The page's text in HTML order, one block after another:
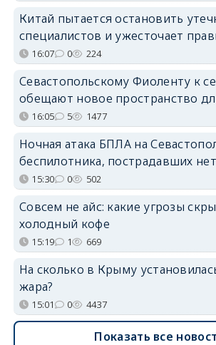
Китай пытается остановить
специалистов и ужесточает
16:07 0 224
Севастопольскому Фиоленту к
обещают новое пространство
16:05 5 1477
Ночная атака БПЛА на
беспилотника, пострадавших нет
15:30 0 502
Совсем не айс: какие угрозы
холодный кофе
15:19 1 669
На сколько в Крыму
жара?
15:01 0 4437
Показать все